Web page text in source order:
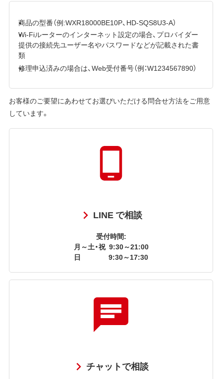
商品の型番（例:WXR18000BE10P、HD-SQS8U3-A）
Wi-Fiルーターのインターネット設定の場合、プロバイダー
提供の接続先ユーザー名やパスワードなどが記載された書
類
修理申込済みの場合は、Web受付番号（例：W1234567890）
お客様のご要望にあわせてお選びいただける問合せ方法をご用意
しています。
LINE で相談
受付時間:
月～土・祝 9:30～21:00
日
9:30～17:30
チャットで相談